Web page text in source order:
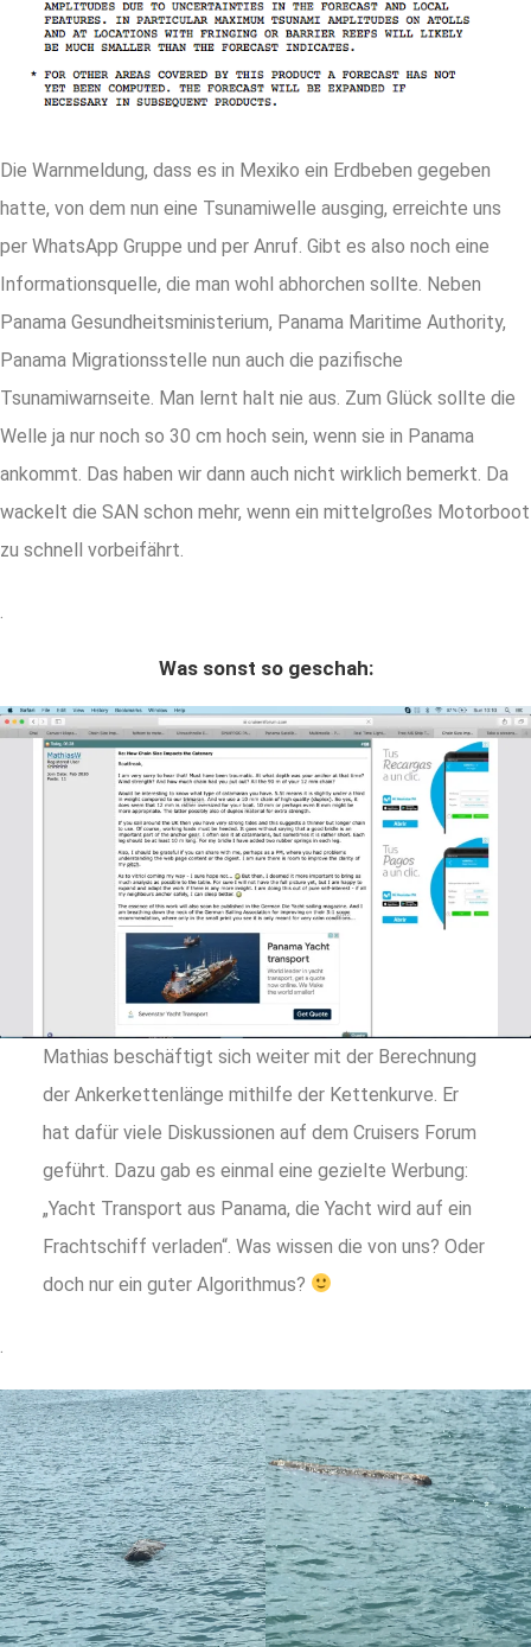
Die Warnmeldung, dass es in Mexiko ein Erdbeben gegeben
hatte, von dem nun eine Tsunamiwelle ausging, erreichte uns
per WhatsApp Gruppe und per Anruf. Gibt es also noch eine
Informationsquelle, die man wohl abhorchen sollte. Neben
Panama Gesundheitsministerium, Panama Maritime Authority,
Panama Migrationsstelle nun auch die pazifische
Tsunamiwarnseite. Man lernt halt nie aus. Zum Glück sollte die
Welle ja nur noch so 30 cm hoch sein, wenn sie in Panama
ankommt. Das haben wir dann auch nicht wirklich bemerkt. Da
wackelt die SAN schon mehr, wenn ein mittelgroßes Motorboot
zu schnell vorbeifährt.
.
Was sonst so geschah:
Mathias beschäftigt sich weiter mit der Berechnung
der Ankerkettenlänge mithilfe der Kettenkurve. Er
hat dafür viele Diskussionen auf dem Cruisers Forum
geführt. Dazu gab es einmal eine gezielte Werbung:
„Yacht Transport aus Panama, die Yacht wird auf ein
Frachtschiff verladen“. Was wissen die von uns? Oder
doch nur ein guter Algorithmus?
.